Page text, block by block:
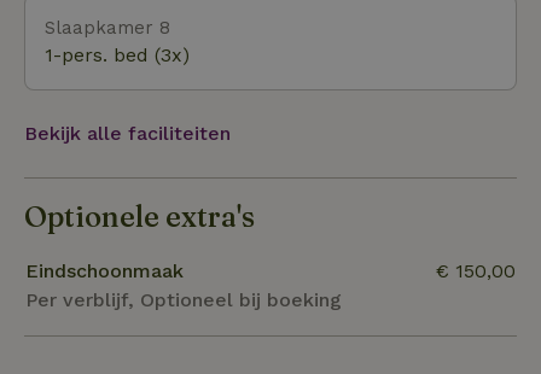
Slaapkamer 8
1-pers. bed (3x)
Bekijk alle faciliteiten
Optionele extra's
Eindschoonmaak
Per verblijf, Optioneel bij boeking
€ 150,00